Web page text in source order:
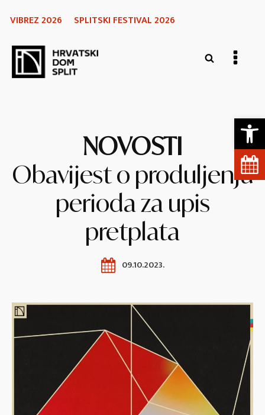
VIBREZ 2026 SPLITSKI FESTIVAL 2026
NOVOSTI
Obavijest o produljenju
perioda za upis
pretplata
09.10.2023.